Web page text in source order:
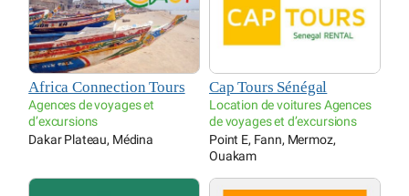
Africa Connection Tours
Agences de voyages et
d’excursions
Dakar Plateau, Médina
Cap Tours Sénégal
Location de voitures Agences
de voyages et d’excursions
Point E, Fann, Mermoz,
Ouakam